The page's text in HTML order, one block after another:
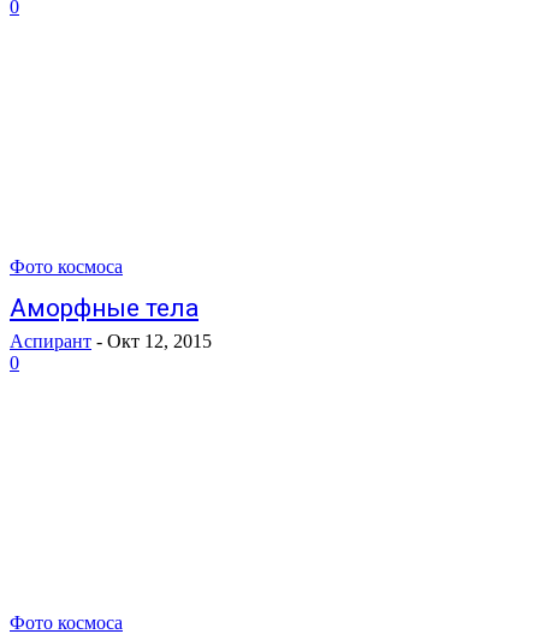
0
Фото космоса
Аморфные тела
Аспирант - Окт 12, 2015
0
Фото космоса